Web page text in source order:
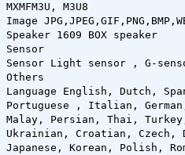
MXMFM3U, M3U8
Image
Speaker 1609 BOX speaker
Sensor
Sensor Light sensor , G-
Others
Language English, Dutch,
Portuguese , Italian,
Malay, Persian, Thai,
Ukrainian, Croatian, Czech,
Japanese, Korean, Polish,